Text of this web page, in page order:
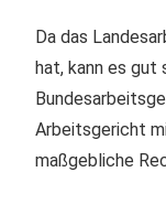
Da das
hat, kann es gut
Arbeitsgericht
maßgebliche